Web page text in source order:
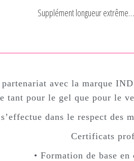
Supplément longueur
avec la marque
tant pour le gel que pour le
dans le respect des
Certificats
• Formation de base